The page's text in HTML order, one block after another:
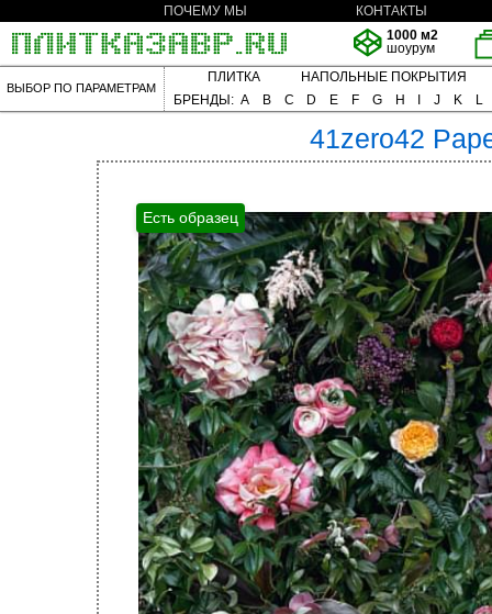
ПОЧЕМУ МЫ
КОНТАКТЫ
1000 м2
шоурум
ВЫБОР ПО ПАРАМЕТРАМ
ПЛИТКА
НАПОЛЬНЫЕ ПОКРЫТИЯ
БРЕНДЫ: A B C D E F G H J K L
41zero42
Есть образец